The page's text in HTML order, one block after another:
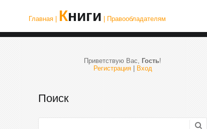
Главная | Книги | Правообладателям
Приветствую Вас, Гость!
Регистрация| Вход
Поиск